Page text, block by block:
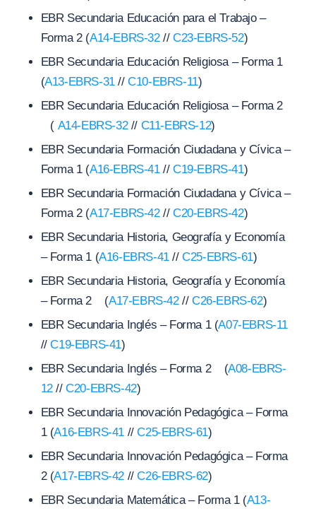
EBR Secundaria Educación para el Trabajo –
Forma 2 (A14-EBRS-32//C23-EBRS-52)
EBR Secundaria Educación Religiosa – Forma 1
(A13-EBRS-31//C10-EBRS-11)
EBR Secundaria Educación Religiosa – Forma 2
( A14-EBRS-32// C11-EBRS-12)
EBR Secundaria Formación Ciudadana y Cívica –
Forma 1 (A16-EBRS-41//C19-EBRS-41)
EBR Secundaria Formación Ciudadana y Cívica –
Forma 2 (A17-EBRS-42//C20-EBRS-42)
EBR Secundaria Historia, Geografía y Economía
– Forma 1 (A16-EBRS-41//C25-EBRS-61)
EBR Secundaria Historia, Geografía y Economía
– Forma 2 (A17-EBRS-42//C26-EBRS-62)
EBR Secundaria Inglés – Forma 1 (A07-EBRS-11
//C19-EBRS-41)
EBR Secundaria Inglés – Forma 2 (A08-EBRS-
12//C20-EBRS-42)
EBR Secundaria Innovación Pedagógica – Forma
1 (A16-EBRS-41 //C25-EBRS-61)
EBR Secundaria Innovación Pedagógica – Forma
2 (A17-EBRS-42 //C26-EBRS-62)
EBR Secundaria Matemática – Forma 1 (A13-